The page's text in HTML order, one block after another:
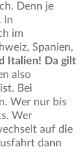
Denn je
In
im
Spanien,
Italien! Da gilt
also
Bei
Wer nur bis
Wer
auf die
dann